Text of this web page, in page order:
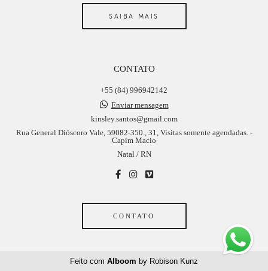
SAIBA MAIS
CONTATO
+55 (84) 996942142
Enviar mensagem
kinsley.santos@gmail.com
Rua General Dióscoro Vale, 59082-350., 31, Visitas somente agendadas. -
Capim Macio
Natal / RN
CONTATO
Feito com Alboom by Robison Kunz